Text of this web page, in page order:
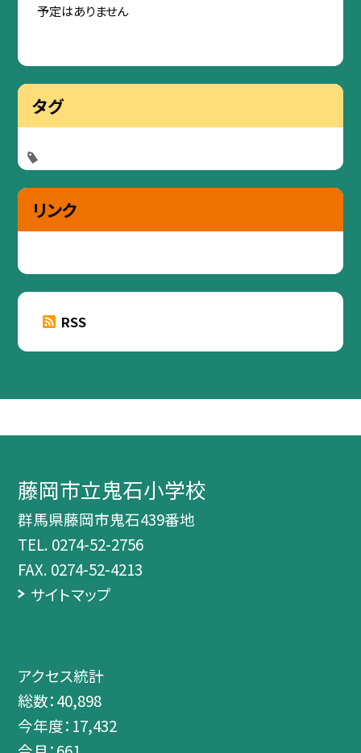
予定はありません
タグ
リンク
RSS
藤岡市立鬼石小学校
群馬県藤岡市鬼石439番地
TEL. 0274-52-2756
FAX. 0274-52-4213
サイトマップ
アクセス統計
総数：40,898
今年度： 17,432